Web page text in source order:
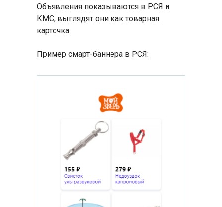
Объявления показываются в РСЯ и
КМС, выглядят они как товарная
карточка.
Пример смарт-баннера в РСЯ: